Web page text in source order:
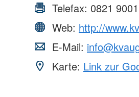
Telefax: 0821
Web: http://
E-Mail:
Karte: Link zur